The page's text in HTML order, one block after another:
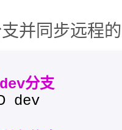
并同步远程
分支
dev